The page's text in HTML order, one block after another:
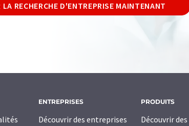
LA RECHERCHE D'ENTREPRISE MAINTENANT
ENTREPRISES
Découvrir des entreprises
PRODUITS
Découvrir